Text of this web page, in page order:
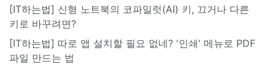
[IT하는법] 신형 노트북의 코파일럿(AI) 키, 끄거나 다른
키로 바꾸려면?
[IT하는법] 따로 앱 설치할 필요 없네? '인쇄' 메뉴로 PDF
파일 만드는 법